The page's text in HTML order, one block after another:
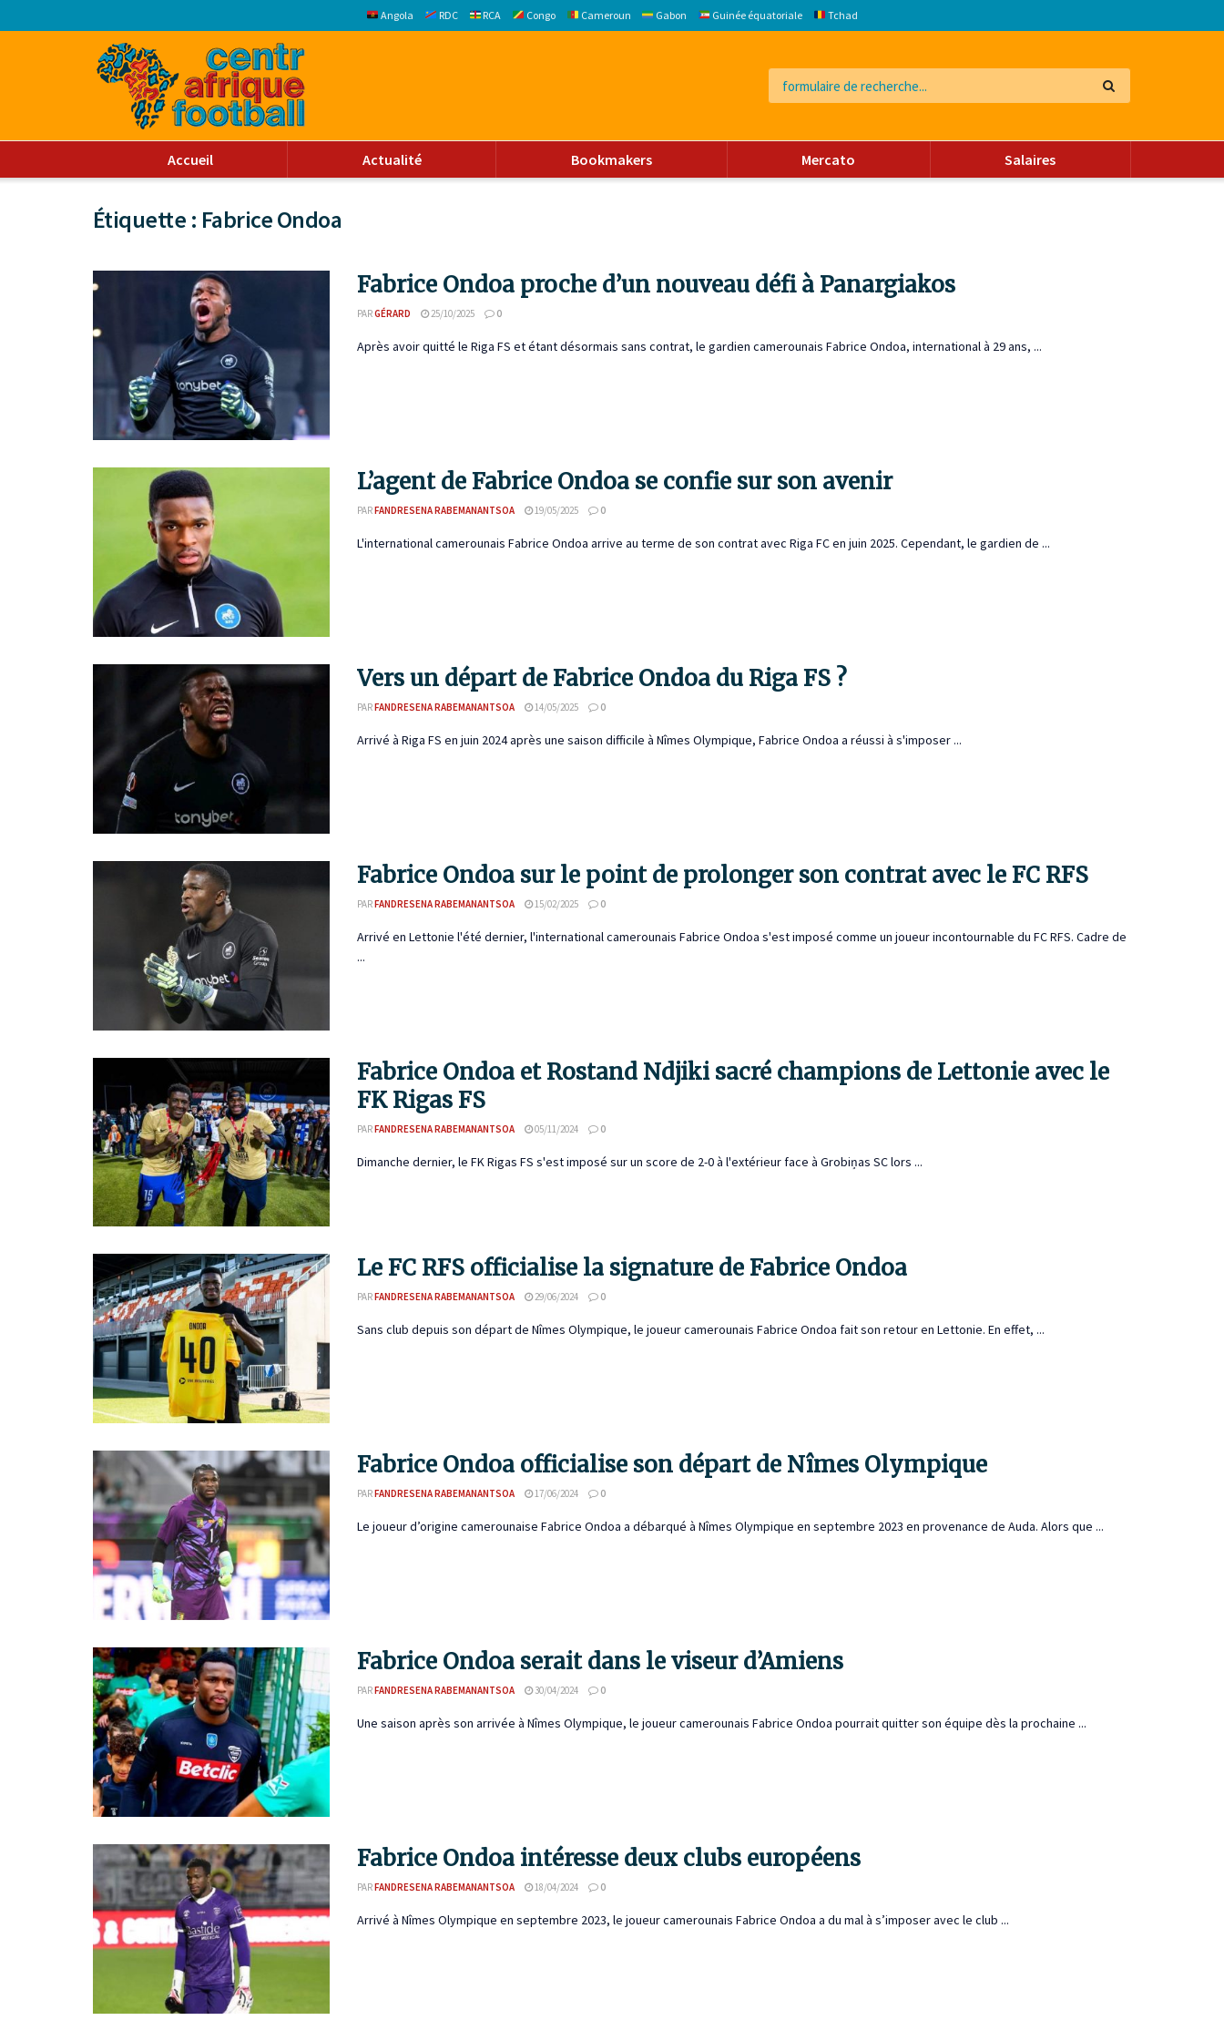
Angola RDC RCA Congo Cameroun Gabon Guinée équatoriale Tchad
Accueil Actualité Bookmakers Mercato Salaires
Étiquette : Fabrice Ondoa
Fabrice Ondoa proche d’un nouveau défi à Panargiakos
PARGÉRARD 25/10/2025 0
Après avoir quitté le Riga FS et étant désormais sans contrat, le gardien camerounais Fabrice Ondoa, international à 29 ans, ...
L’agent de Fabrice Ondoa se confie sur son avenir
PARFANDRESENA RABEMANANTSOA 19/05/2025 0
L'international camerounais Fabrice Ondoa arrive au terme de son contrat avec Riga FC en juin 2025. Cependant, le gardien de ...
Vers un départ de Fabrice Ondoa du Riga FS ?
PARFANDRESENA RABEMANANTSOA 14/05/2025 0
Arrivé à Riga FS en juin 2024 après une saison difficile à Nîmes Olympique, Fabrice Ondoa a réussi à s'imposer ...
Fabrice Ondoa sur le point de prolonger son contrat avec le FC RFS
PARFANDRESENA RABEMANANTSOA 15/02/2025 0
Arrivé en Lettonie l'été dernier, l'international camerounais Fabrice Ondoa s'est imposé comme un joueur incontournable du FC RFS. Cadre de
...
Fabrice Ondoa et Rostand Ndjiki sacré champions de Lettonie avec le
FK Rigas FS
PARFANDRESENA RABEMANANTSOA 05/11/2024 0
Dimanche dernier, le FK Rigas FS s'est imposé sur un score de 2-0 à l'extérieur face à Grobiņas SC lors ...
Le FC RFS officialise la signature de Fabrice Ondoa
PARFANDRESENA RABEMANANTSOA 29/06/2024 0
Sans club depuis son départ de Nîmes Olympique, le joueur camerounais Fabrice Ondoa fait son retour en Lettonie. En effet, ...
Fabrice Ondoa officialise son départ de Nîmes Olympique
PARFANDRESENA RABEMANANTSOA 17/06/2024 0
Le joueur d’origine camerounaise Fabrice Ondoa a débarqué à Nîmes Olympique en septembre 2023 en provenance de Auda. Alors que ...
Fabrice Ondoa serait dans le viseur d’Amiens
PARFANDRESENA RABEMANANTSOA 30/04/2024 0
Une saison après son arrivée à Nîmes Olympique, le joueur camerounais Fabrice Ondoa pourrait quitter son équipe dès la prochaine ...
Fabrice Ondoa intéresse deux clubs européens
PARFANDRESENA RABEMANANTSOA 18/04/2024 0
Arrivé à Nîmes Olympique en septembre 2023, le joueur camerounais Fabrice Ondoa a du mal à s’imposer avec le club ...